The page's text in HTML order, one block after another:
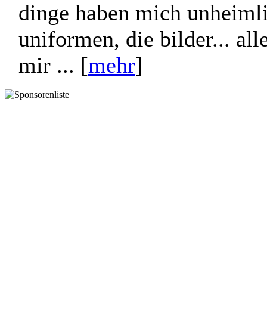
Besuch im Imperial War
Ich habe im museum fast
dinge haben mich